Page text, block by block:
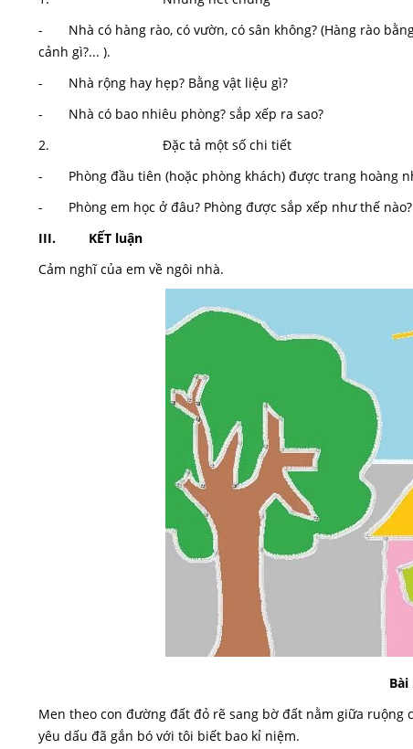
- Nhà có hàng rào, có vườn, có sân không? (Hàng rào
cảnh gì?... ).
- Nhà rộng hay hẹp? Bằng vật liệu gì?
- Nhà có bao nhiêu phòng? sắp xếp ra sao?
2. Đặc tả một số chi tiết
- Phòng đầu tiên (hoặc phòng khách) được trang hoàng
- Phòng em học ở đâu? Phòng được sắp xếp như thế
III. KẾT luận
Cảm nghĩ của em về ngôi nhà.
Bài
Men theo con đường đất đỏ rẽ sang bờ đất nằm giữa
yêu dấu đã gắn bó với tôi biết bao kỉ niệm.